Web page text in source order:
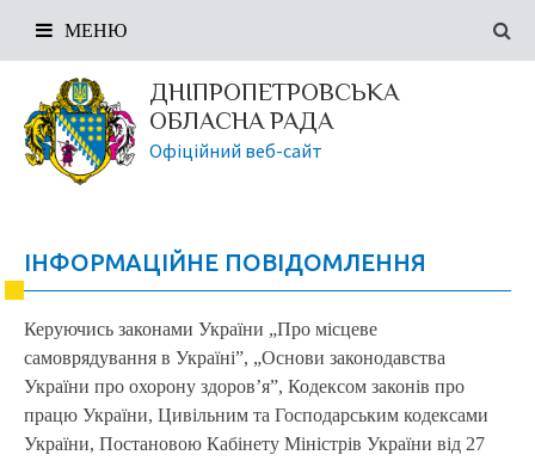
ДНІПРОПЕТРОВСЬКА
ОБЛАСНА РАДА
Офіційний веб-сайт
МЕНЮ
ІНФОРМАЦІЙНЕ ПОВІДОМЛЕННЯ
Керуючись законами України „Про місцеве
самоврядування в Україні”, „Основи законодавства
України про охорону здоров’я”, Кодексом законів про
працю України, Цивільним та Господарським кодексами
України, Постановою Кабінету Міністрів України від 27